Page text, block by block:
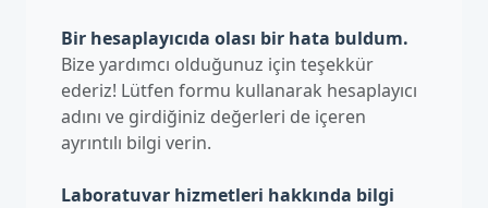
Bir hesaplayıcıda olası bir hata buldum.
Bize yardımcı olduğunuz için teşekkür
ederiz! Lütfen formu kullanarak hesaplayıcı
adını ve girdiğiniz değerleri de içeren
ayrıntılı bilgi verin.
Laboratuvar hizmetleri hakkında bilgi